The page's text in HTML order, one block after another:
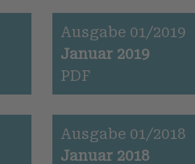
Ausgabe 01/2019
Januar 2019
PDF
Ausgabe 01/2018
Januar 2018